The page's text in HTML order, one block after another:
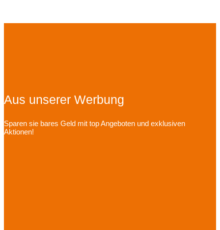
Aus unserer Werbung
Sparen sie bares Geld mit top Angeboten und exklusiven
Aktionen!